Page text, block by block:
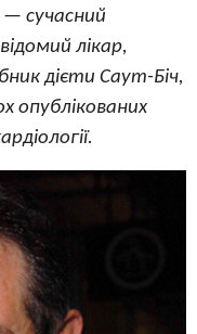
— сучасний
лікар,
дієти Саут-Біч,
опублікованих